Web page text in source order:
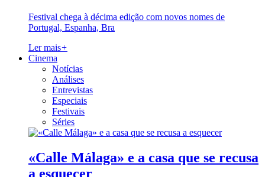
Festival chega à décima edição com novos nomes de
Portugal, Espanha, Bra
Ler mais+
Cinema
Notícias
Análises
Entrevistas
Especiais
Festivais
Séries
«Calle Málaga» e a casa que se recusa
a esquecer